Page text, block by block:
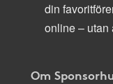
din
online – utan
Om